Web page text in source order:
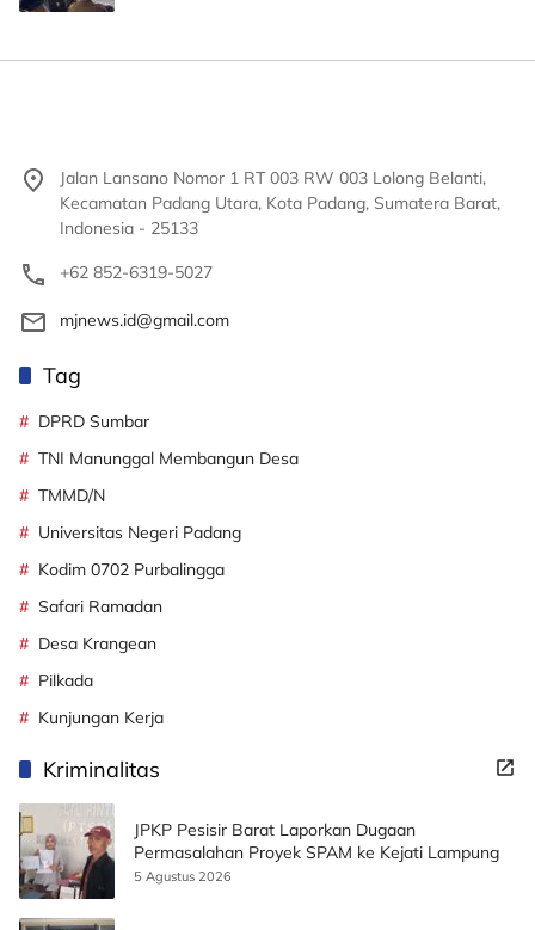
Jalan Lansano Nomor 1 RT 003 RW 003 Lolong Belanti,
Kecamatan Padang Utara, Kota Padang, Sumatera Barat,
Indonesia - 25133
+62 852-6319-5027
mjnews.id@gmail.com
Tag
DPRD Sumbar
TNI Manunggal Membangun Desa
TMMD/N
Universitas Negeri Padang
Kodim 0702 Purbalingga
Safari Ramadan
Desa Krangean
Pilkada
Kunjungan Kerja
Kriminalitas
JPKP Pesisir Barat Laporkan Dugaan
Permasalahan Proyek SPAM ke Kejati Lampung
5 Agustus 2026